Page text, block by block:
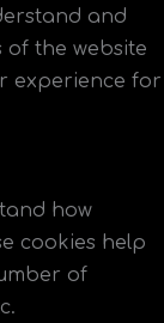
and
of the website
experience for
how
cookies help
of